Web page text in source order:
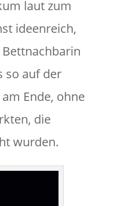
laut zum
ideenreich,
so auf der
Ende, ohne
die
wurden.